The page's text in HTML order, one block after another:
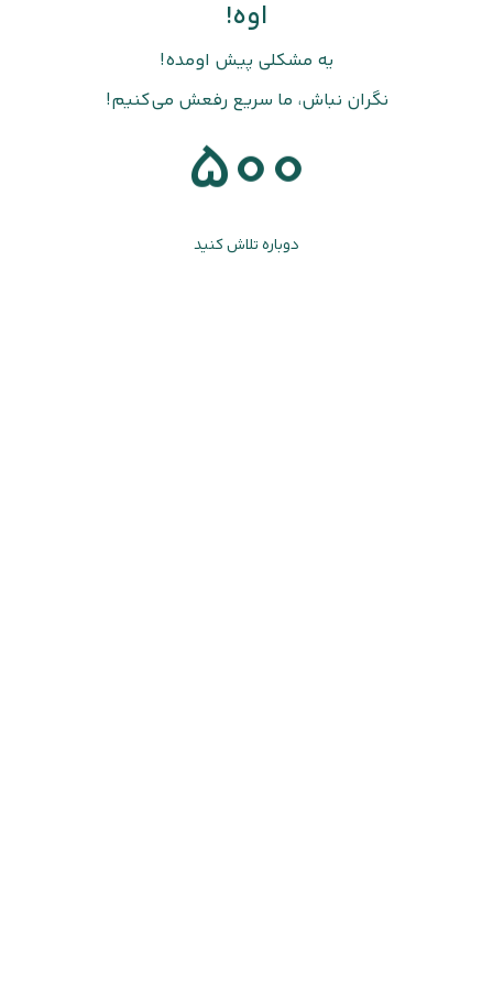
اوه!
یه مشکلی پیش اومده!
نگران نباش، ما سریع رفعش می‌کنیم!
500
دوباره تلاش کنید